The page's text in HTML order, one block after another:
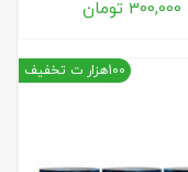
300,000 تومان
100هزار ت تخفیف